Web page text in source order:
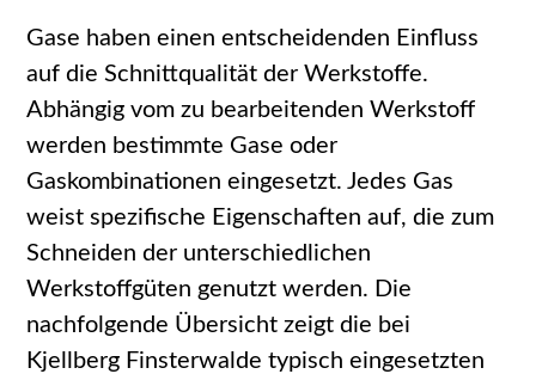
Gase haben einen entscheidenden Einfluss
auf die Schnittqualität der Werkstoffe.
Abhängig vom zu bearbeitenden Werkstoff
werden bestimmte Gase oder
Gaskombinationen eingesetzt. Jedes Gas
weist spezifische Eigenschaften auf, die zum
Schneiden der unterschiedlichen
Werkstoffgüten genutzt werden. Die
nachfolgende Übersicht zeigt die bei
Kjellberg Finsterwalde typisch eingesetzten